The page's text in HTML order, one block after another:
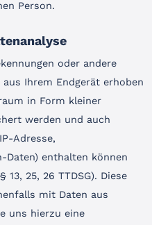
Person.
oder andere
Ihrem Endgerät erhoben
in Form kleiner
werden und auch
Adresse,
Daten) enthalten können
13, 25, 26 TTDSG). Diese
mit Daten aus
uns hierzu eine